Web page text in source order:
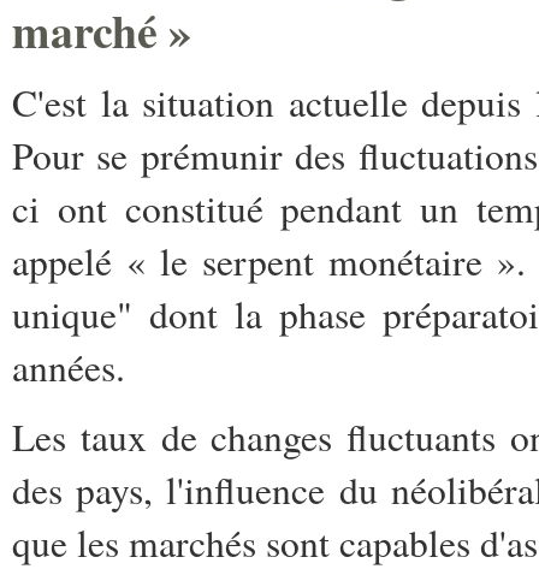
marché »
C'est la situation actuelle
Pour se prémunir des
ci ont constitué pendant un
appelé « le serpent monétaire
unique" dont la phase
années.
Les taux de changes fluctuants
des pays, l'influence du
que les marchés sont capables